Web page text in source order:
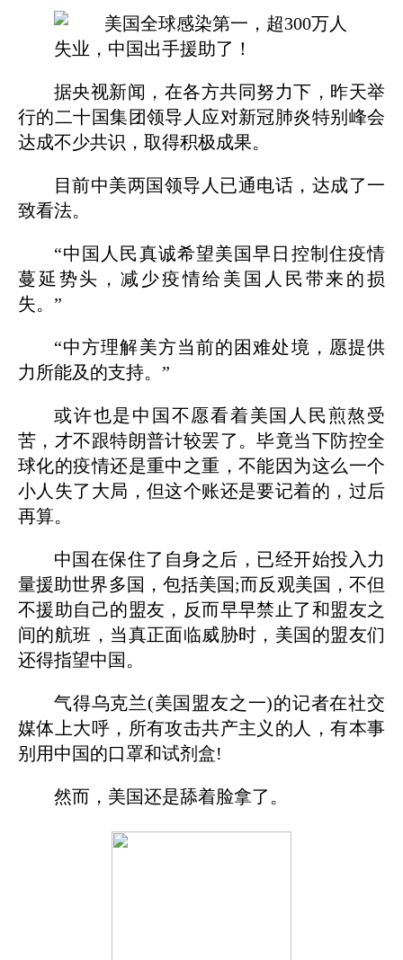
据央视新闻，在各方共同努力下，昨天举
行的二十国集团领导人应对新冠肺炎特别峰会
达成不少共识，取得积极成果。
目前中美两国领导人已通电话，达成了一
致看法。
“中国人民真诚希望美国早日控制住疫情
蔓延势头，减少疫情给美国人民带来的损
失。”
“中方理解美方当前的困难处境，愿提供
力所能及的支持。”
或许也是中国不愿看着美国人民煎熬受
苦，才不跟特朗普计较罢了。毕竟当下防控全
球化的疫情还是重中之重，不能因为这么一个
小人失了大局，但这个账还是要记着的，过后
再算。
中国在保住了自身之后，已经开始投入力
量援助世界多国，包括美国;而反观美国，不但
不援助自己的盟友，反而早早禁止了和盟友之
间的航班，当真正面临威胁时，美国的盟友们
还得指望中国。
气得乌克兰(美国盟友之一)的记者在社交
媒体上大呼，所有攻击共产主义的人，有本事
别用中国的口罩和试剂盒!
然而，美国还是舔着脸拿了。